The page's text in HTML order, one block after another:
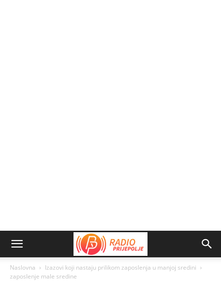
Naslovna
Izazovi koji nastaju prilikom zaposlenja u manjoj sredini
zaposlenje male sredine